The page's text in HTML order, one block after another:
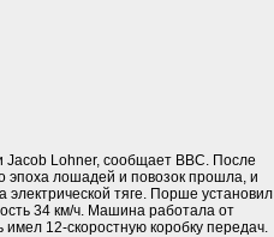
Lohner, сообщает BBC. После
лошадей и повозок прошла, и
тяге. Порше установил
34 км/ч. Машина работала от
12-скоростную коробку передач.